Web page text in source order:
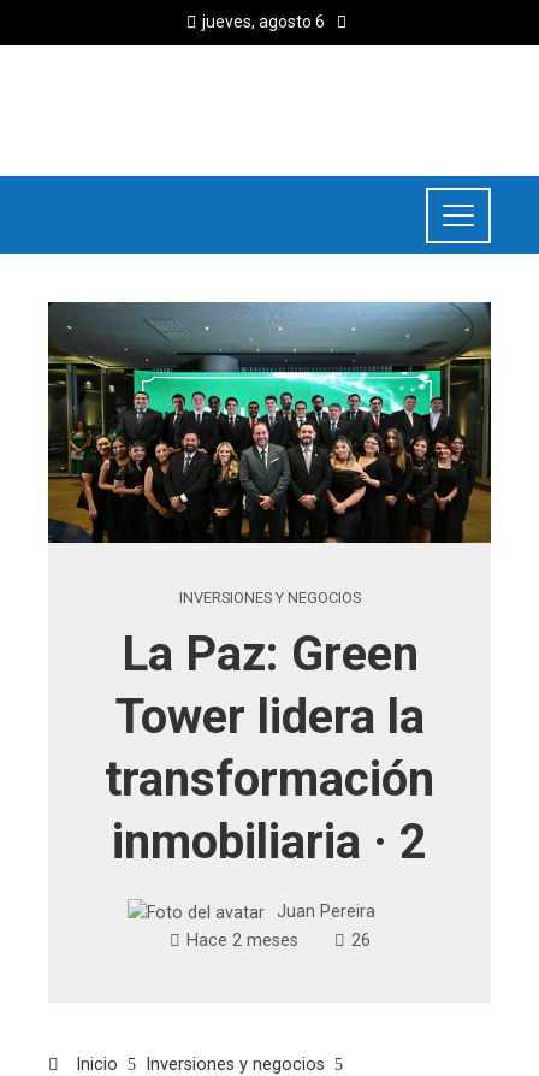
jueves, agosto 6
INVERSIONES Y NEGOCIOS
La Paz: Green
Tower lidera la
transformación
inmobiliaria · 2
Juan Pereira
Hace 2 meses
26
Inicio
Inversiones y negocios